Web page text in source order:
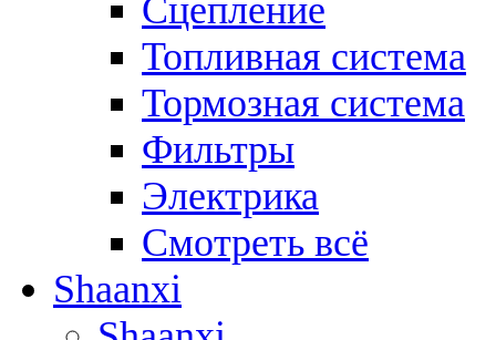
Сцепление
Топливная система
Тормозная система
Фильтры
Электрика
Смотреть всё
Shaanxi